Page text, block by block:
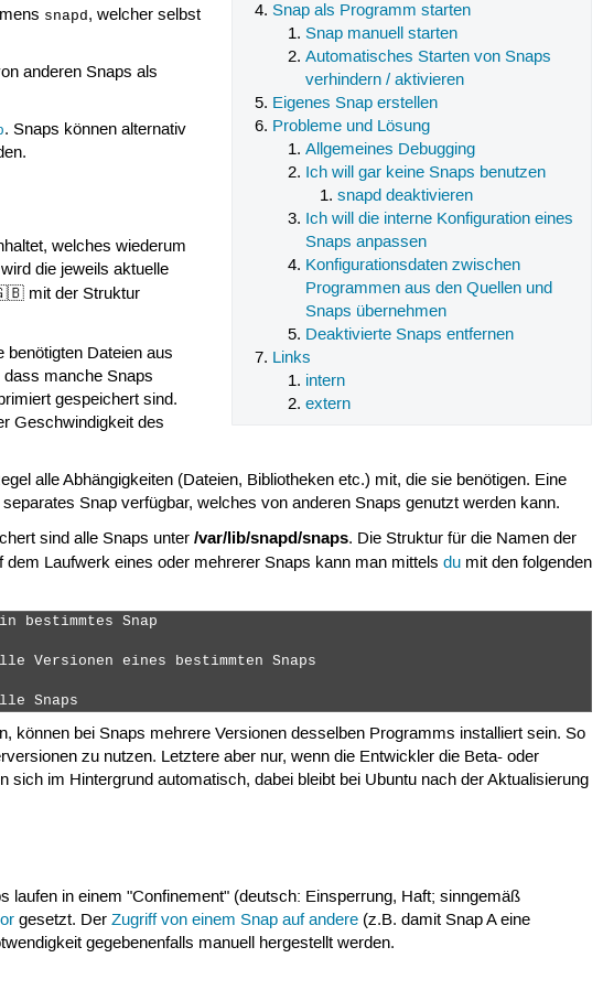
Snap als Programm starten
Snap manuell starten
Automatisches Starten von Snaps
verhindern / aktivieren
Eigenes Snap erstellen
Probleme und Lösung
Allgemeines Debugging
Ich will gar keine Snaps benutzen
snapd deaktivieren
Ich will die interne Konfiguration eines
Snaps anpassen
Konfigurationsdaten zwischen
Programmen aus den Quellen und
Snaps übernehmen
Deaktivierte Snaps entfernen
Links
intern
extern
snapd , welcher selbst
anderen Snaps als
. Snaps können alternativ
welches wiederum
die jeweils aktuelle
mit der Struktur
Dateien aus
manche Snaps
gespeichert sind.
Geschwindigkeit des
alle Abhängigkeiten (Dateien, Bibliotheken etc.) mit, die sie benötigen. Eine
Snap verfügbar, welches von anderen Snaps genutzt werden kann.
sind alle Snaps unter/var/lib/snapd/snaps. Die Struktur für die Namen der
dem Laufwerk eines oder mehrerer Snaps kann man mittelsdu mit den folgenden
bestimmtes Snap
eines bestimmten Snaps
Snaps
bei Snaps mehrere Versionen desselben Programms installiert sein. So
zu nutzen. Letztere aber nur, wenn die Entwickler die Beta- oder
im Hintergrund automatisch, dabei bleibt bei Ubuntu nach der Aktualisierung
in einem "Confinement" (deutsch: Einsperrung, Haft; sinngemäß
gesetzt. DerZugriff von einem Snap auf andere (z.B. damit Snap A eine
gegebenenfalls manuell hergestellt werden.